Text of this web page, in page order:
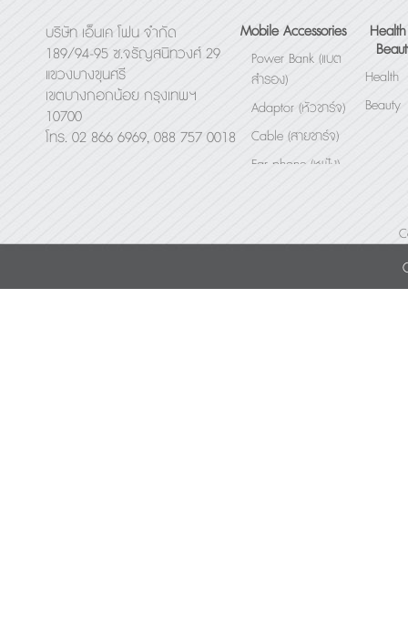
บริษัท เอ็นเค โฟน จำกัด
189/94-95 ซ.จรัญสนิทวงศ์ 29
แขวงบางขุนศรี
เขตบางกอกน้อย กรุงเทพฯ
10700
โทร. 02 866 6969, 088 757 0018
Mobile Accessories
Power Bank (แบต
สำรอง)
Adaptor (หัวชาร์จ)
Cable (สายชาร์จ)
Ear phone (หูฟัง)
Others (อื่นๆ)
Health
Beauty